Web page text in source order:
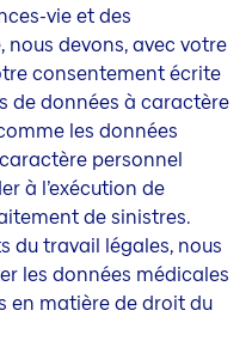
vie et des
devons, avec votre
consentement écrite
de données à caractère
les données
personnel
à l’exécution de
de sinistres.
du travail légales, nous
les données médicales
en matière de droit du